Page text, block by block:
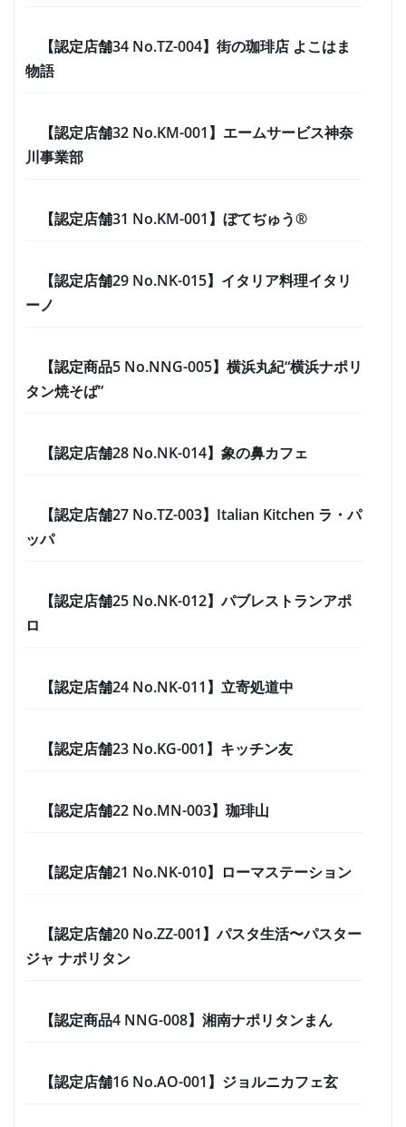
【認定店舗34 No.TZ-004】街の珈琲店 よこはま
物語
【認定店舗32 No.KM-001】エームサービス神奈
川事業部
【認定店舗31 No.KM-001】ぼてぢゅう®
【認定店舗29 No.NK-015】イタリア料理イタリ
ーノ
【認定商品5 No.NNG-005】横浜丸紀“横浜ナポリ
タン焼そば”
【認定店舗28 No.NK-014】象の鼻カフェ
【認定店舗27 No.TZ-003】Italian Kitchen ラ・パ
ッパ
【認定店舗25 No.NK-012】パブレストランアポ
ロ
【認定店舗24 No.NK-011】立寄処道中
【認定店舗23 No.KG-001】キッチン友
【認定店舗22 No.MN-003】珈琲山
【認定店舗21 No.NK-010】ローマステーション
【認定店舗20 No.ZZ-001】パスタ生活〜パスター
ジャ ナポリタン
【認定商品4 NNG-008】湘南ナポリタンまん
【認定店舗16 No.AO-001】ジョルニカフェ玄